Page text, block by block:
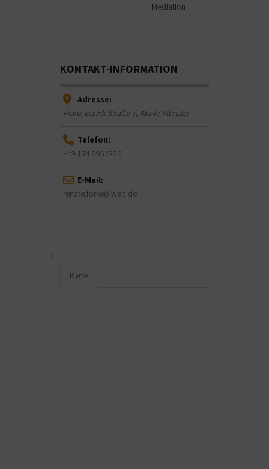
Mediation
KONTAKT-INFORMATION
Adresse:
Franz-Essink-Straße 7, 48147Münster
Telefon:
+49 174 9952296
E-Mail:
renate.forke@web.de
Karte